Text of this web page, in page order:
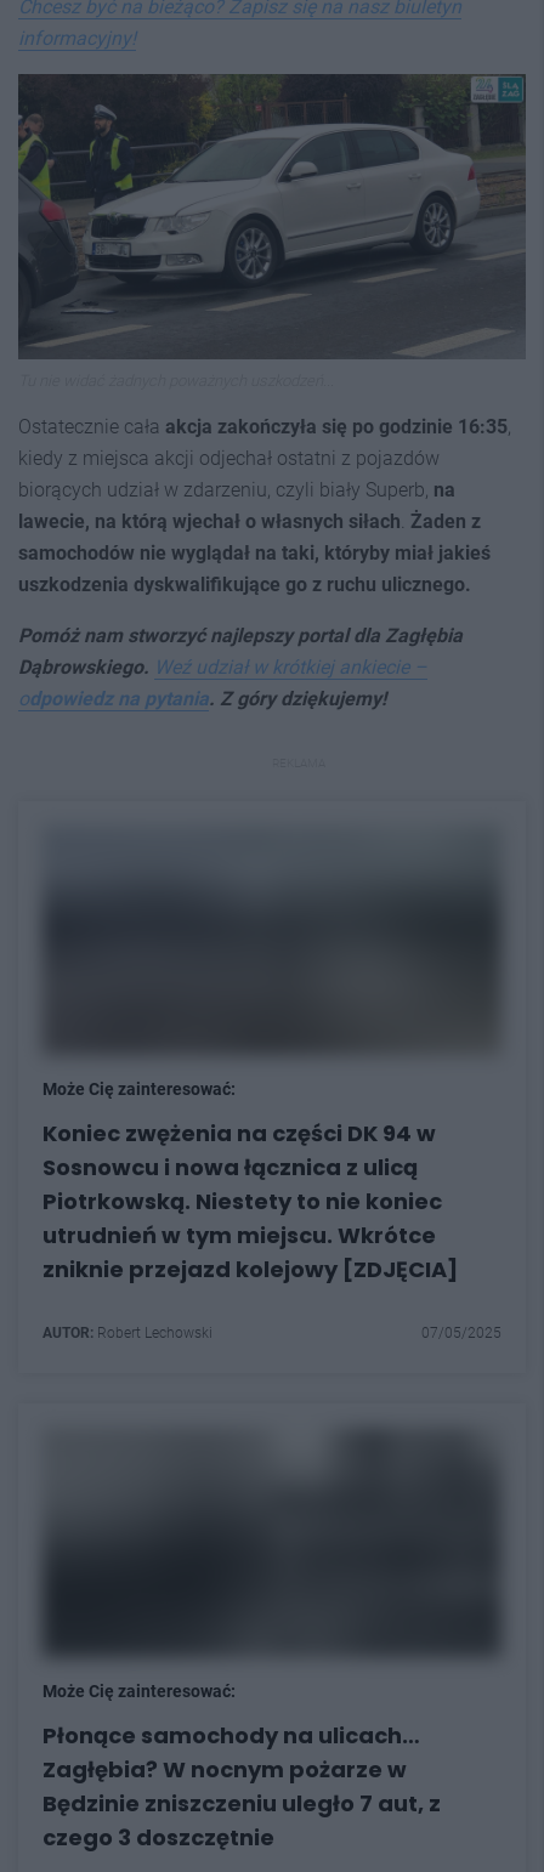
Chcesz być na bieżąco? Zapisz się na nasz biuletyn
informacyjny!
Ostatecznie cała akcja zakończyła się po godzinie 16:35,
kiedy z miejsca akcji odjechał ostatni z pojazdów
biorących udział w zdarzeniu, czyli biały Superb, na
lawecie, na którą wjechał o własnych siłach. Żaden z
samochodów nie wyglądał na taki, któryby miał jakieś
uszkodzenia dyskwalifikujące go z ruchu ulicznego.
Pomóż nam stworzyć najlepszy portal dla Zagłębia
Dąbrowskiego. Weź udział w krótkiej ankiecie –
odpowiedz na pytania. Z góry dziękujemy!
Może Cię zainteresować:
Koniec zwężenia na części DK 94 w
Sosnowcu i nowa łącznica z ulicą
Piotrkowską. Niestety to nie koniec
utrudnień w tym miejscu. Wkrótce
zniknie przejazd kolejowy [ZDJĘCIA]
AUTOR: Robert Lechowski 07/05/2025
Może Cię zainteresować:
Płonące samochody na ulicach…
Zagłębia? W nocnym pożarze w
Będzinie zniszczeniu uległo 7 aut, z
czego 3 doszczętnie